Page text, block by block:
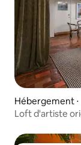
Hébergement
Loft d'artiste